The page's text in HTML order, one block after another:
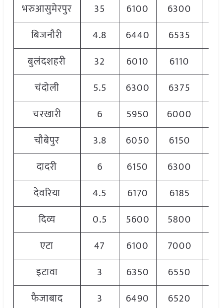
भरुआसुमेरपुर
35 6100 6300
बिजनौरी
4.8 6440 6535
बुलंदशहरी
32 6010 6110
चंदोली
5.5 6300 6375
चरखारी
6 5950 6000
चौबेपुर
3.8 6050 6150
दादरी
6 6150 6300
देवरिया
4.5 6170 6185
दिव्य
0.5 5600 5800
एटा
47 6100 7000
इटावा
3 6350 6550
फैजाबाद
3 6490 6520